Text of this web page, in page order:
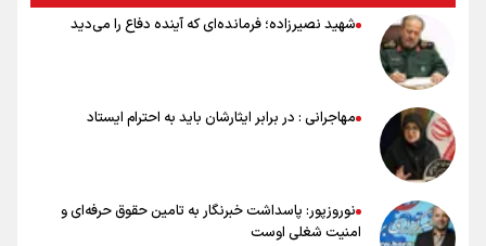
نصرتی: پاسخ بیرانوند سنخیتی با صحبت‌های علی دایی نداشت/
ملی‌پوشان نباید از خودشان تعریف کنند!
خلعتبری: جای دو سه نفر در جام جهانی خالی بود/ تیم ملی نیاز به تغییر
نسل دارد/ دوست دارم آرژانتین قهرمان شود
شاهرخی: اندازه داشته‌هایمان از بازار جام جهانی برداشت کردیم/ دودستی
سرنوشت صعود را به تیم‌های دیگر سپردیم
عالمی: جام جهانی از مرحله حذفی جان گرفت/ درباره شیوه بازی تیم ملی
نقد وجود دارد
شهید نصیرزاده؛ فرمانده‌ای که آینده دفاع را می‌دید
مهاجرانی : در برابر ایثارشان باید به احترام ایستاد
نوروزپور: پاسداشت خبرنگار به تامین حقوق حرفه‌ای و
امنیت شغلی اوست